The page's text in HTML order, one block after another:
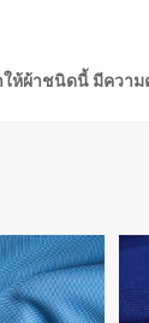
ให้ผ้าชนิดนี้ มีค